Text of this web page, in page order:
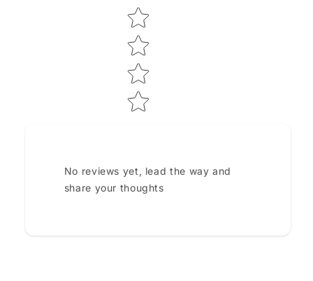
No reviews yet, lead the way and
share your thoughts